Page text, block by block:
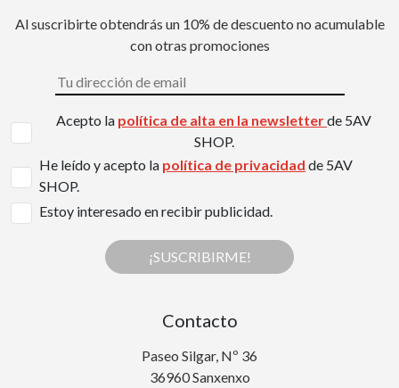
Al suscribirte obtendrás un 10% de descuento no acumulable
con otras promociones
Acepto la política de alta en la newsletterde 5AV
SHOP.
He leído y acepto la política de privacidad de 5AV
SHOP.
Estoy interesado en recibir publicidad.
¡SUSCRIBIRME!
Contacto
Paseo Silgar, Nº 36
36960 Sanxenxo